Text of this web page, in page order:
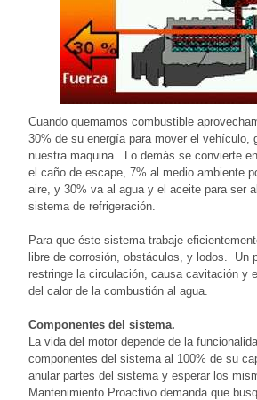
Cuando quemamos combustible
30% de su energía para mover el vehículo,
nuestra maquina. Lo demás se convierte
el caño de escape, 7% al medio ambiente
aire, y 30% va al agua y el aceite para ser
sistema de refrigeración.
Para que éste sistema trabaje
libre de corrosión, obstáculos, y lodos. Un
restringe la circulación, causa cavitación y
del calor de la combustión al agua.
Componentes del sistema.
La vida del motor depende de la
componentes del sistema al 100% de su
anular partes del sistema y esperar los
Mantenimiento Proactivo demanda que